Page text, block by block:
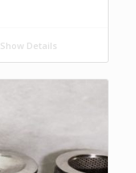
Show Details